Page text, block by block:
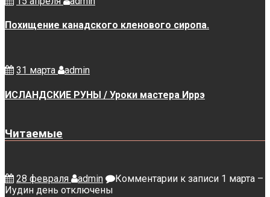
Похищение канадского кленового сиропа.
31 марта admin
ИСЛАНДСКИЕ РУНЫ / Уроки мастера Иррэ
Читаемые
28 февраля admin Комментарии к записи 1 марта –
Иудин день отключены